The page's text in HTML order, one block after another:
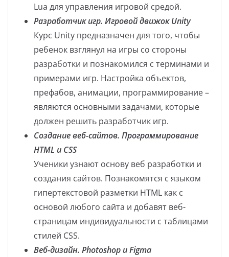
Lua для управления игровой средой.
Разработчик игр. Игровой движок Unity
Курс Unity предназначен для того, чтобы
ребенок взглянул на игры со стороны
разработки и познакомился с терминами и
примерами игр. Настройка объектов,
префабов, анимации, программирование –
являются основными задачами, которые
должен решить разработчик игр.
Создание веб-сайтов. Программирование
HTML и CSS
Ученики узнают основу веб разработки и
создания сайтов. Познакомятся с языком
гипертекстовой разметки HTML как с
основой любого сайта и добавят веб-
страницам индивидуальности с таблицами
стилей CSS.
Веб-дизайн. Photoshop и Figma